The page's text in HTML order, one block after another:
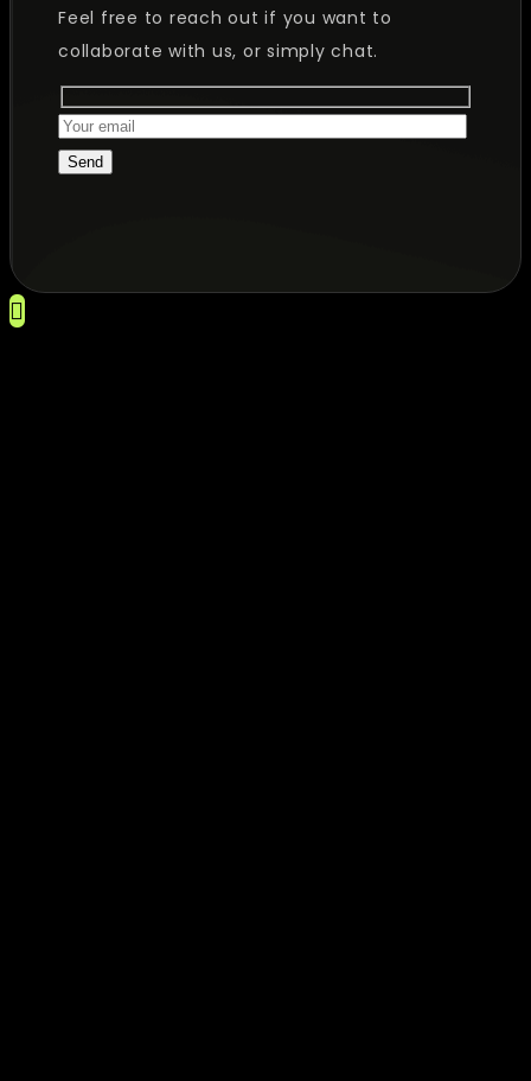
Feel free to reach out if you want to
collaborate with us, or simply chat.
Send